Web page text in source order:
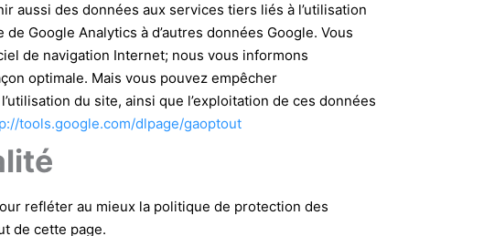
aussi des données aux services tiers liés à l’utilisation
Google Analytics à d’autres données Google. Vous
de navigation Internet; nous vous informons
optimale. Mais vous pouvez empêcher
du site, ainsi que l’exploitation de ces données
tools.google.com/dlpage/gaoptout
refléter au mieux la politique de protection des
de cette page.